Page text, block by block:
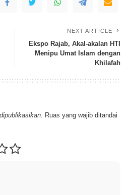
NEXT ARTICLE
Ekspo Rajab, Akal-akalan HTI
Menipu Umat Islam dengan
Khilafah
Ruas yang wajib ditandai